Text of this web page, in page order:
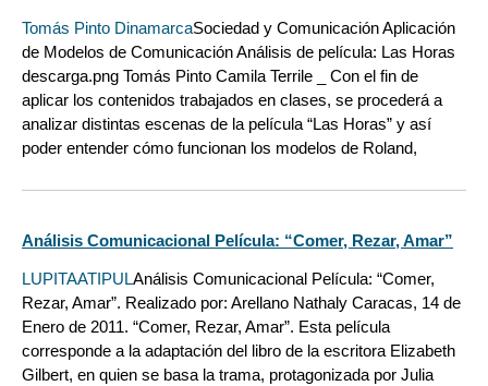
Tomás Pinto DinamarcaSociedad y Comunicación Aplicación
de Modelos de Comunicación Análisis de película: Las Horas
descarga.png Tomás Pinto Camila Terrile _ Con el fin de
aplicar los contenidos trabajados en clases, se procederá a
analizar distintas escenas de la película “Las Horas” y así
poder entender cómo funcionan los modelos de Roland,
Análisis Comunicacional Película: “Comer, Rezar, Amar”
LUPITAATIPULAnálisis Comunicacional Película: “Comer,
Rezar, Amar”. Realizado por: Arellano Nathaly Caracas, 14 de
Enero de 2011. “Comer, Rezar, Amar”. Esta película
corresponde a la adaptación del libro de la escritora Elizabeth
Gilbert, en quien se basa la trama, protagonizada por Julia